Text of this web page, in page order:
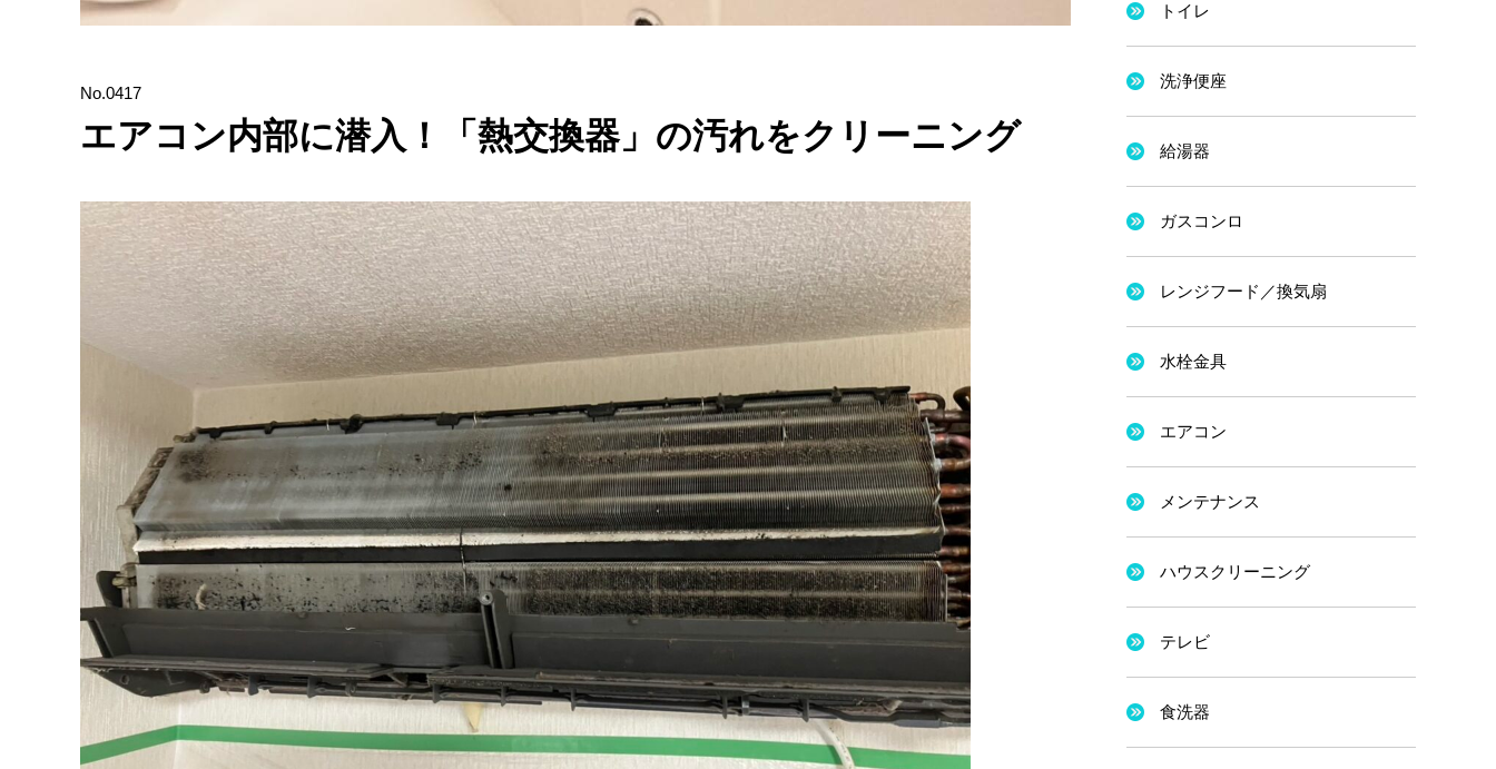
No.0417
エアコン内部に潜入！「熱交換器」の汚れをクリーニング
トイレ
洗浄便座
給湯器
ガスコンロ
レンジフード／換気扇
水栓金具
エアコン
メンテナンス
ハウスクリーニング
テレビ
食洗器